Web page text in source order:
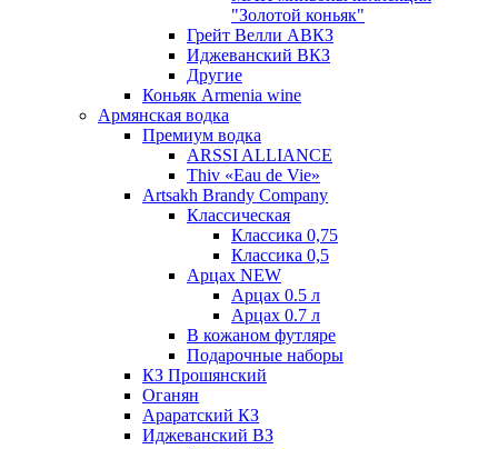
"Золотой коньяк"
Грейт Велли АВКЗ
Иджеванский ВКЗ
Другие
Коньяк Armenia wine
Армянская водка
Премиум водка
ARSSI ALLIANCE
Thiv «Eau de Vie»
Artsakh Brandy Company
Классическая
Классика 0,75
Классика 0,5
Арцах NEW
Арцах 0.5 л
Арцах 0.7 л
В кожаном футляре
Подарочные наборы
КЗ Прошянский
Оганян
Араратский КЗ
Иджеванский ВЗ